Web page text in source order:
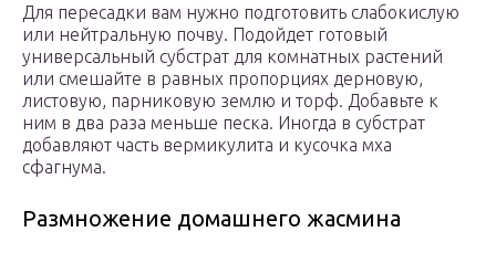
Для пересадки вам нужно подготовить слабокислую
или нейтральную почву. Подойдет готовый
универсальный субстрат для комнатных растений
или смешайте в равных пропорциях дерновую,
листовую, парниковую землю и торф. Добавьте к
ним в два раза меньше песка. Иногда в субстрат
добавляют часть вермикулита и кусочка мха
сфагнума.
Размножение домашнего жасмина